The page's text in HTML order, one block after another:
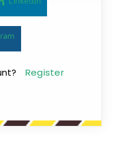
Register